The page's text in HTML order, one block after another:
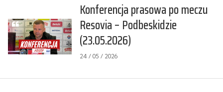
Konferencja prasowa po meczu
Resovia – Podbeskidzie
(23.05.2026)
24 / 05 / 2026